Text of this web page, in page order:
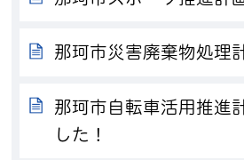
那珂市災害廃棄物処理
那珂市自転車活用推進
した！